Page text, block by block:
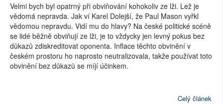
Velmi bych byl opatrný při obviňování kohokoliv ze lži. Lež je
vědomá nepravda. Jak ví Karel Dolejší, že Paul Mason vyřkl
vědomou nepravdu. Vidí mu do hlavy? Na české politické scéně
se lidé běžně obviňují ze lži, je to vždycky jen levný pokus bez
důkazů zdiskreditovat oponenta. Inflace těchto obvinění v
českém prostoru ho naprosto neutralizovala, takže používat toto
obvinění bez důkazů se míjí účinkem.
Celý článek